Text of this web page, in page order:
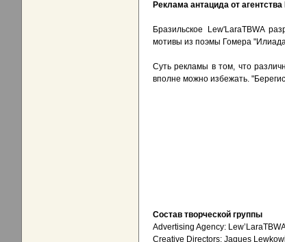
Реклама антацида от
Бразильское Lew'LaraTBWA
мотивы из поэмы Гомера
Суть рекламы в том, что
вполне можно избежать.
Состав творческой группы
Advertising Agency:
Creative Directors: Jaques